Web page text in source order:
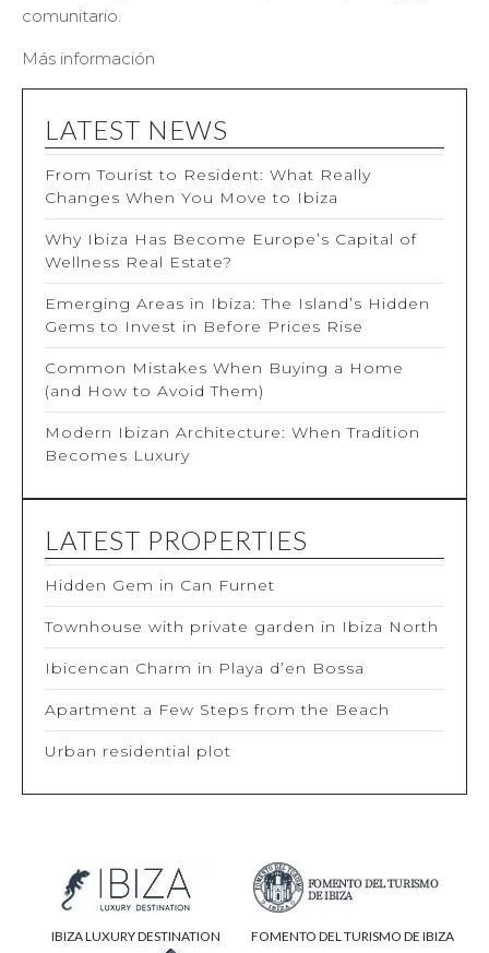
comunitario.
Más información
LATEST NEWS
From Tourist to Resident: What Really
Changes When You Move to Ibiza
Why Ibiza Has Become Europe’s Capital of
Wellness Real Estate?
Emerging Areas in Ibiza: The Island’s Hidden
Gems to Invest in Before Prices Rise
Common Mistakes When Buying a Home
(and How to Avoid Them)
Modern Ibizan Architecture: When Tradition
Becomes Luxury
LATEST PROPERTIES
Hidden Gem in Can Furnet
Townhouse with private garden in Ibiza North
Ibicencan Charm in Playa d’en Bossa
Apartment a Few Steps from the Beach
Urban residential plot
IBIZA LUXURY DESTINATION FOMENTO DEL TURISMO DE IBIZA